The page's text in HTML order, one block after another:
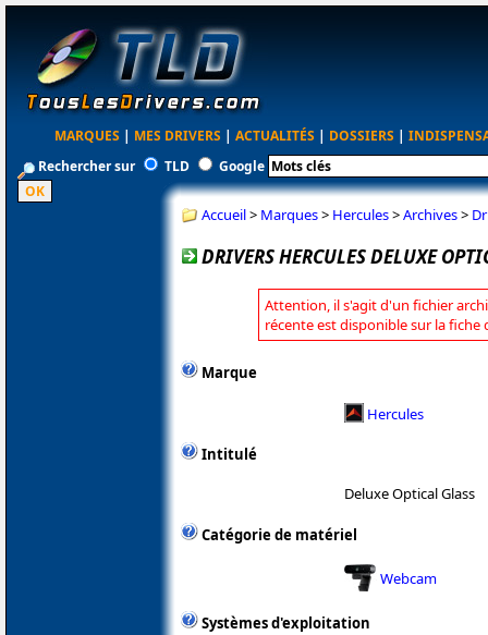
MARQUES | MES DRIVERS | ACTUALITÉS | DOSSIERS |
Rechercher sur
TLD Google
Accueil> Marques> Hercules>Archives>
DRIVERS HERCULES DELUXE
Attention, il s'agit d'un fichier
récente est disponible sur la fiche
Marque
Hercules
Intitulé
Deluxe Optical Glass
Catégorie de matériel
Webcam
Systèmes d'exploitation